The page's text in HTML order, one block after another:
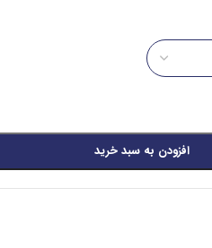
افزودن به سبد خرید